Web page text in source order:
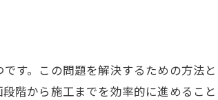
ットブックの実用性
通じた土木技術革新の促進
す。この問題を解決するための方法
階から施工までを効率的に進めるこ